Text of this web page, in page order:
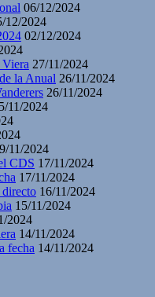
06/12/2024
12/2024
02/12/2024
Viera 27/11/2024
la Anual 26/11/2024
26/11/2024
11/2024
11/2024
CDS 17/11/2024
17/11/2024
16/11/2024
15/11/2024
2024
14/11/2024
fecha 14/11/2024